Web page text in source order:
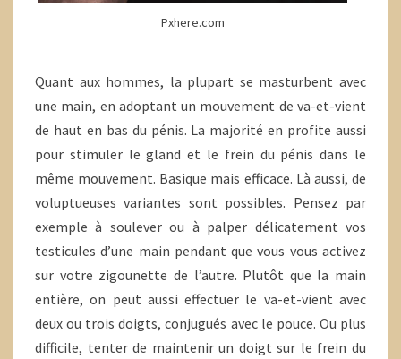
Pxhere.com
Quant aux hommes, la plupart se masturbent avec
une main, en adoptant un mouvement de va-et-vient
de haut en bas du pénis. La majorité en profite aussi
pour stimuler le gland et le frein du pénis dans le
même mouvement. Basique mais efficace. Là aussi, de
voluptueuses variantes sont possibles. Pensez par
exemple à soulever ou à palper délicatement vos
testicules d’une main pendant que vous vous activez
sur votre zigounette de l’autre. Plutôt que la main
entière, on peut aussi effectuer le va-et-vient avec
deux ou trois doigts, conjugués avec le pouce. Ou plus
difficile, tenter de maintenir un doigt sur le frein du